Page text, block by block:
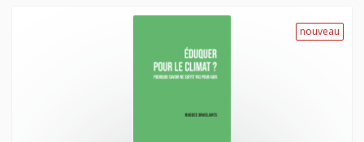
nouveau